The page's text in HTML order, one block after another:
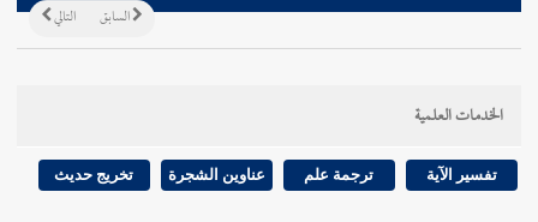
التالي السابق
الخدمات العلمية
تفسير الآية ترجمة علم عناوين الشجرة تخريج حديث